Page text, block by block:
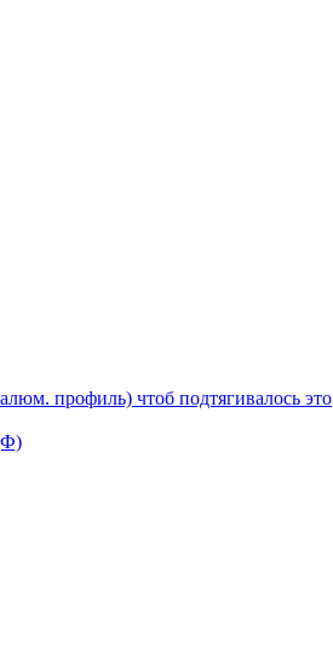
профиль) чтоб подтягивалось это